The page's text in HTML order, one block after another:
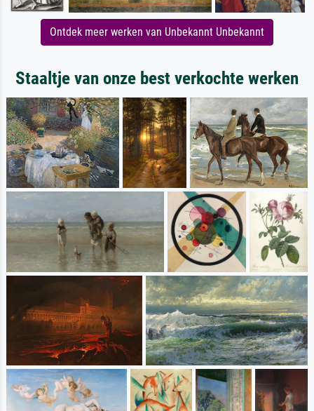
Ontdek meer werken van Unbekannt Unbekannt
Staaltje van onze best verkochte werken